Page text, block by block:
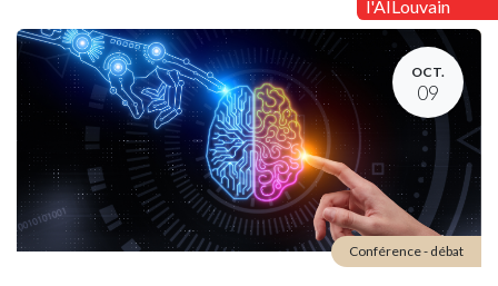
l'AILouvain
OCT.
09
Conférence - débat